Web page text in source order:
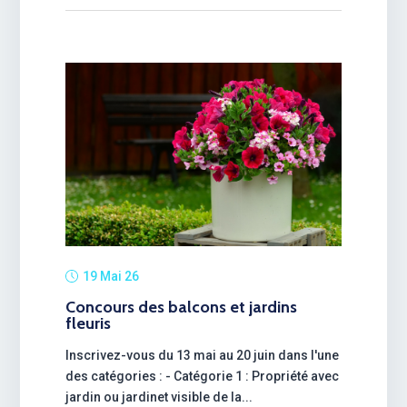
19 Mai 26
Concours des balcons et jardins
fleuris
Inscrivez-vous du 13 mai au 20 juin dans l'une
des catégories : - Catégorie 1 : Propriété avec
jardin ou jardinet visible de la...